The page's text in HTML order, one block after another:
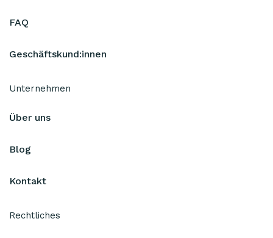
FAQ
Geschäftskund:innen
Unternehmen
Über uns
Blog
Kontakt
Rechtliches